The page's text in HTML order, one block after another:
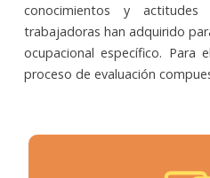
conocimientos y
trabajadoras han adquirido
ocupacional específico. Para
proceso de evaluación